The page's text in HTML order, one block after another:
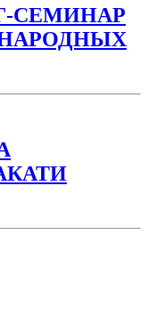
СЕМИНАР